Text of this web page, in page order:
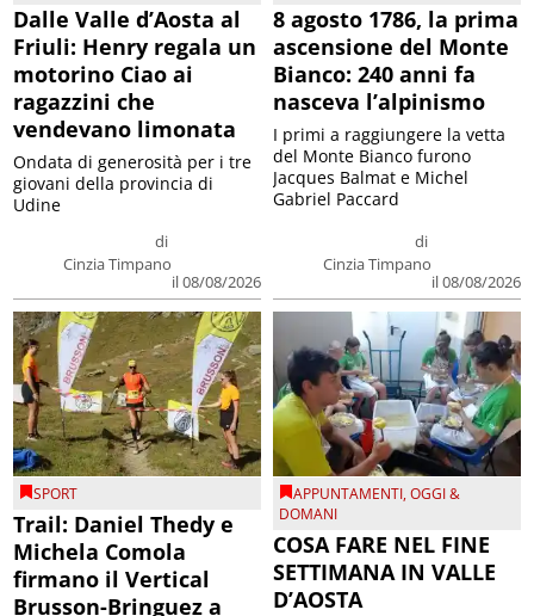
Dalle Valle d’Aosta al
Friuli: Henry regala un
motorino Ciao ai
ragazzini che
vendevano limonata
di
Cinzia Timpano
il 08/08/2026
Ondata di generosità per i tre
giovani della provincia di
Udine
8 agosto 1786, la prima
ascensione del Monte
Bianco: 240 anni fa
nasceva l’alpinismo
di
Cinzia Timpano
il 08/08/2026
I primi a raggiungere la vetta
del Monte Bianco furono
Jacques Balmat e Michel
Gabriel Paccard
SPORT
Trail: Daniel Thedy e
Michela Comola
firmano il Vertical
Brusson-Bringuez a
APPUNTAMENTI,OGGI &
DOMANI
COSA FARE NEL FINE
SETTIMANA IN VALLE
D’AOSTA